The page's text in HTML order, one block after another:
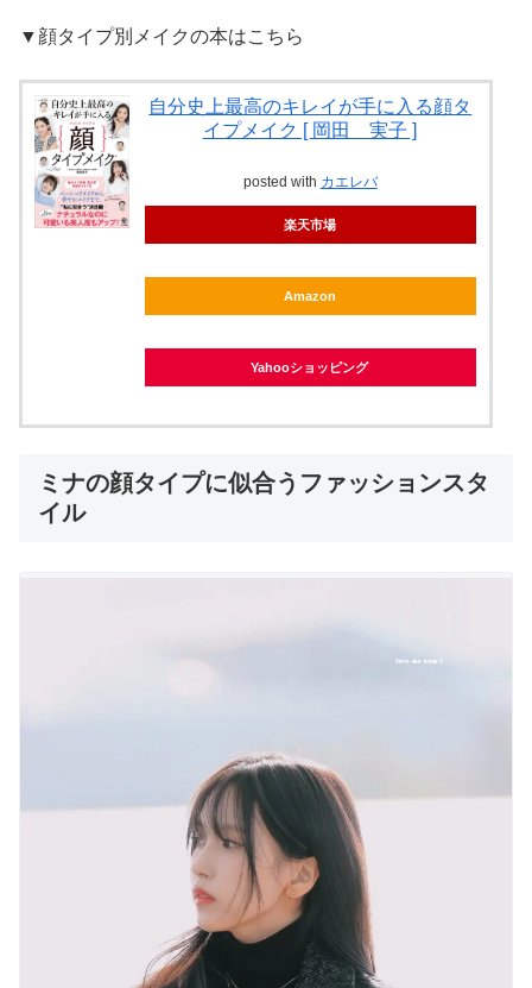
▼顔タイプ別メイクの本はこちら
自分史上最高のキレイが手に入る顔タ
イプメイク [ 岡田 実子 ]
posted with カエレバ
楽天市場
Amazon
Yahooショッピング
ミナの顔タイプに似合うファッションスタ
イル